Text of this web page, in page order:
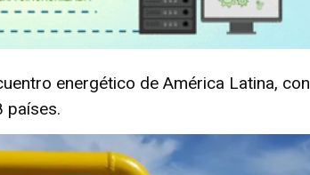
energético de América Latina, con
países.